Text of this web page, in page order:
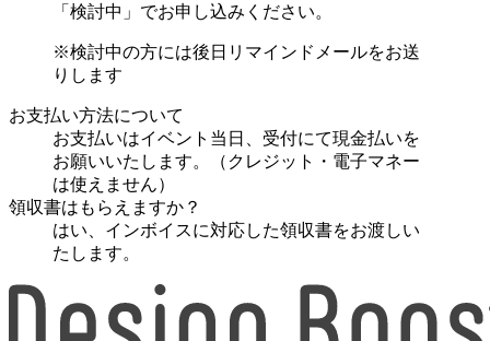
「検討中」でお申し込みください。
※検討中の方には後日リマインドメールをお送
りします
お支払い方法について
お支払いはイベント当日、受付にて現金払いを
お願いいたします。
（クレジット・電子マネー
は使えません）
領収書はもらえますか？
はい、インボイスに対応した領収書をお渡しい
たします。